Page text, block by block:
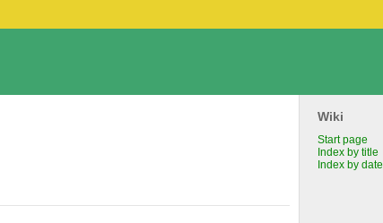
Wiki
Start page
Index by title
Index by date